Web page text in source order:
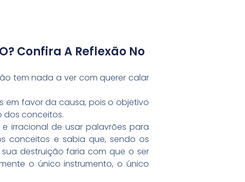
Confira A Reflexão No
tem nada a ver com querer calar
em favor da causa, pois o objetivo
dos conceitos.
irracional de usar palavrões para
conceitos e sabia que, sendo os
destruição faria com que o ser
o único instrumento, o único